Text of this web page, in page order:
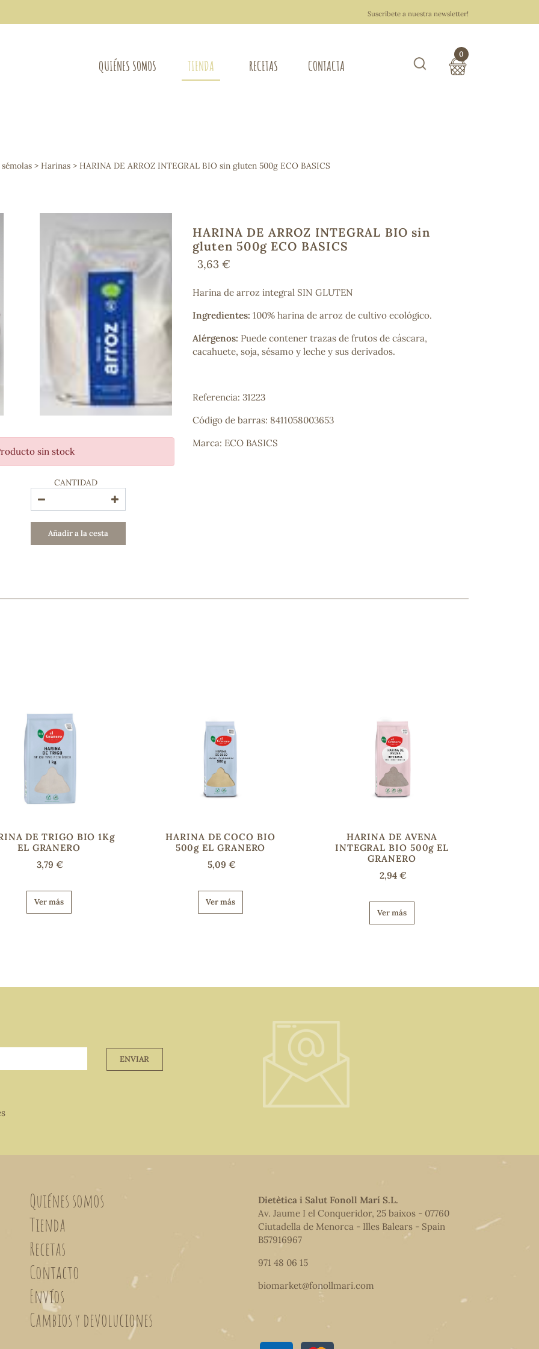
Suscríbete a nuestra newsletter!
QUIÉNES SOMOS TIENDA
Osteo-articular
Mujer
Sistema nervioso
Extracto de plantas
Ácidos Grasos
Bienestar emocional
Memoria
Circulatorio, colesterol y glucosa
Superalimentos
Energía
Antioxidantes
COSMÉTICA E HIGIENE PERSONAL
Hombre
Higiene personal
Labiales
Aceites esenciales y aromaterapia
Aceites vegetales
Higiene y cuidado capilar
RECETAS CONTACTA
0
> Harinas > HARINA DE ARROZ INTEGRAL BIO sin gluten 500g ECO BASICS
sin stock
CANTIDAD
Añadir a la cesta
HARINA DE ARROZ INTEGRAL BIO sin
gluten 500g ECO BASICS
3,63 €
Harina de arroz integral SIN GLUTEN
Ingredientes: 100% harina de arroz de cultivo ecológico.
Alérgenos: Puede contener trazas de frutos de cáscara,
cacahuete, soja, sésamo y leche y sus derivados.
Referencia: 31223
Código de barras: 8411058003653
Marca: ECO BASICS
DE TRIGO BIO 1Kg
EL GRANERO
3,79 €
Ver más
HARINA DE COCO BIO
500g EL GRANERO
5,09 €
Ver más
HARINA DE AVENA
INTEGRAL BIO 500g EL
GRANERO
2,94 €
Ver más
ENVIAR
Quiénes somos
Tienda
Recetas
Contacto
Envíos
Cambios y devoluciones
Dietètica i Salut Fonoll Marí S.L.
Av. Jaume I el Conqueridor, 25 baixos - 07760
Ciutadella de Menorca - Illes Balears - Spain
B57916967
971 48 06 15
biomarket@fonollmari.com